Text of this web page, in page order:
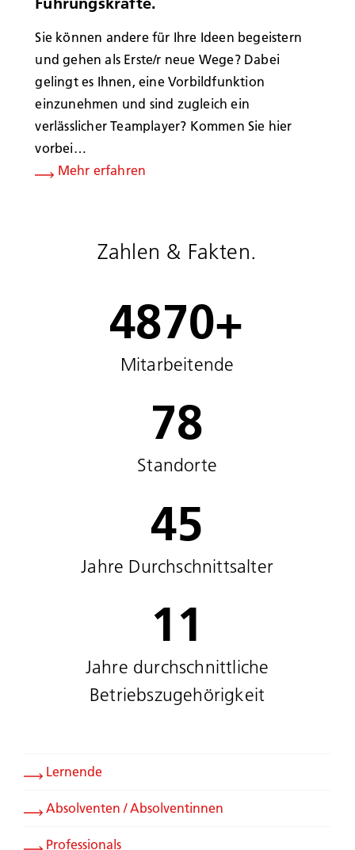
Sie können andere für Ihre Ideen begeistern
und gehen als Erste/r neue Wege? Dabei
gelingt es Ihnen, eine Vorbildfunktion
einzunehmen und sind zugleich ein
verlässlicher Teamplayer? Kommen Sie hier
vorbei…
Mehr erfahren
Zahlen & Fakten.
4900+
Mitarbeitende
78
Standorte
45
Jahre Durchschnittsalter
11
Jahre durchschnittliche
Betriebszugehörigkeit
Lernende
Absolventen / Absolventinnen
Professionals